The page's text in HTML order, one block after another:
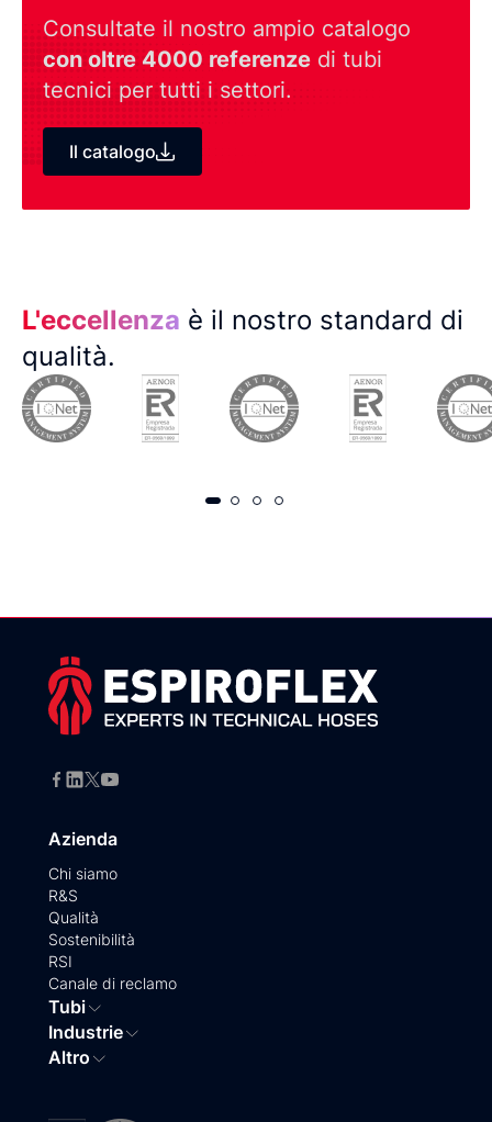
Consultate il nostro ampio catalogo
con oltre 4000 referenze di tubi
tecnici per tutti i settori.
Il catalogo
L'eccellenza è il nostro standard di
qualità.
Azienda
Chi siamo
R&S
Qualità
Sostenibilità
RSI
Canale di reclamo
Tubi
Industrie
Altro